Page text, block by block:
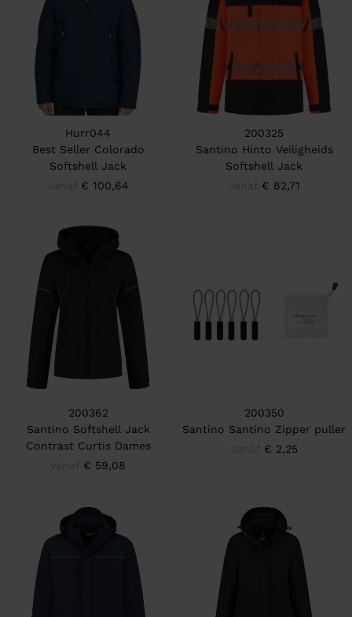
Hurr044
Best Seller Colorado
Softshell Jack
€ 100,64
200325
Santino Hinto Veiligheids
Softshell Jack
€ 82,71
200362
Santino Softshell Jack
Contrast Curtis Dames
€ 59,08
200350
Santino Santino Zipper puller
€ 2,25